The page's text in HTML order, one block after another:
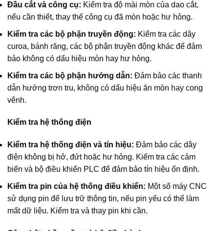
Đầu cắt và công cụ: Kiểm tra độ mài mòn của dao cắt,
nếu cần thiết, thay thế công cụ đã mòn hoặc hư hỏng.
Kiểm tra các bộ phận truyền động: Kiểm tra các dây
curoa, bánh răng, các bộ phận truyền động khác để đảm
bảo không có dấu hiệu mòn hay hư hỏng.
Kiểm tra các bộ phận hướng dẫn: Đảm bảo các thanh
dẫn hướng trơn tru, không có dấu hiệu ăn mòn hay cong
vênh.
Kiểm tra hệ thống điện
Kiểm tra hệ thống điện và tín hiệu: Đảm bảo các dây
điện không bị hở, đứt hoặc hư hỏng. Kiểm tra các cảm
biến và bộ điều khiển PLC để đảm bảo tín hiệu ổn định.
Kiểm tra pin của hệ thống điều khiển: Một số máy CNC
sử dụng pin để lưu trữ thông tin, nếu pin yếu có thể làm
mất dữ liệu. Kiểm tra và thay pin khi cần.